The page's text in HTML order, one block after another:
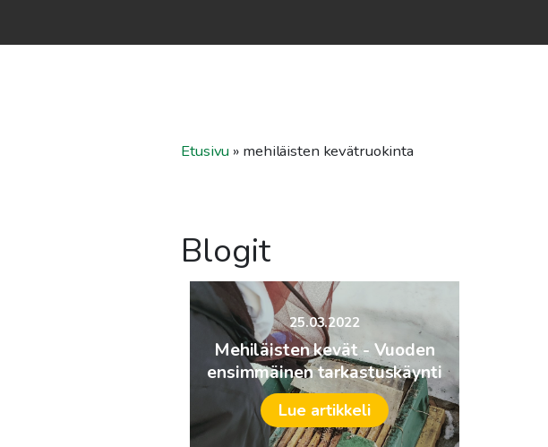
Etusivu » mehiläisten kevätruokinta
Blogit
25.03.2022
Mehiläisten kevät - Vuoden
ensimmäinen tarkastuskäynti
Lue artikkeli